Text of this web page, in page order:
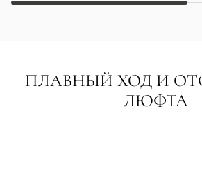
ПЛАВНЫЙ ХОД И
ЛЮФТА